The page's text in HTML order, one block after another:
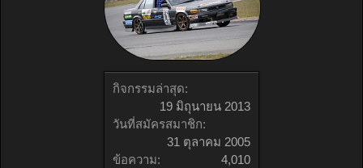
กิจกรรมล่าสุด:
19 มิถุนายน 2013
วันที่สมัครสมาชิก:
31 ตุลาคม 2005
ข้อความ:
4,010